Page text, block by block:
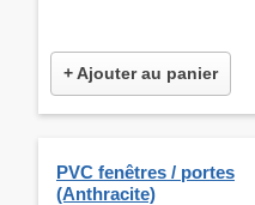
+ Ajouter au panier
PVC fenêtres / portes
(Anthracite)